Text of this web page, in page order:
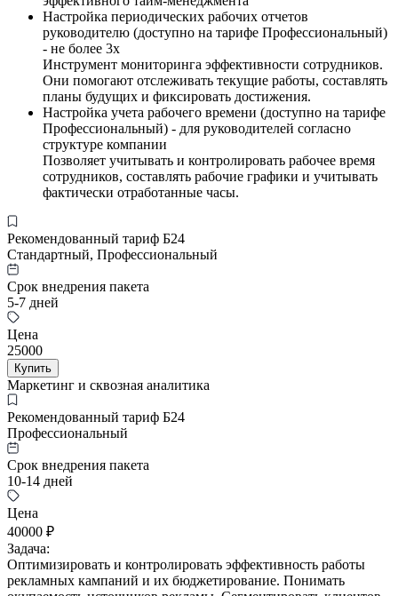
Настройка периодических рабочих отчетов
руководителю (доступно на тарифе Профессиональный)
- не более 3х
Инструмент мониторинга эффективности сотрудников.
Они помогают отслеживать текущие работы, составлять
планы будущих и фиксировать достижения.
Настройка учета рабочего времени (доступно на тарифе
Профессиональный) - для руководителей согласно
структуре компании
Позволяет учитывать и контролировать рабочее время
сотрудников, составлять рабочие графики и учитывать
фактически отработанные часы.
Рекомендованный тариф Б24
Стандартный, Профессиональный
Срок внедрения пакета
5-7 дней
Цена
25000
Купить
Маркетинг и сквозная аналитика
Рекомендованный тариф Б24
Профессиональный
Срок внедрения пакета
10-14 дней
Цена
40000 ₽
Задача:
Оптимизировать и контролировать эффективность работы
рекламных кампаний и их бюджетирование. Понимать